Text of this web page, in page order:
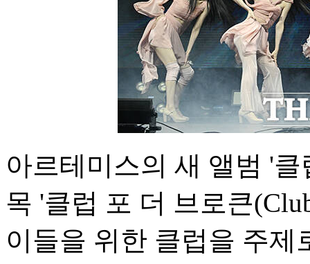
아르테미스의 새 앨범 '
목 '클럽 포 더 브로큰
이들을 위한 클럽을 주제